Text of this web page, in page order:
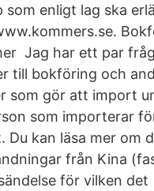
som enligt lag ska
Jag har ett par
till bokföring och
som gör att import
som importerar
kan läsa mer om
från Kina
för vilken